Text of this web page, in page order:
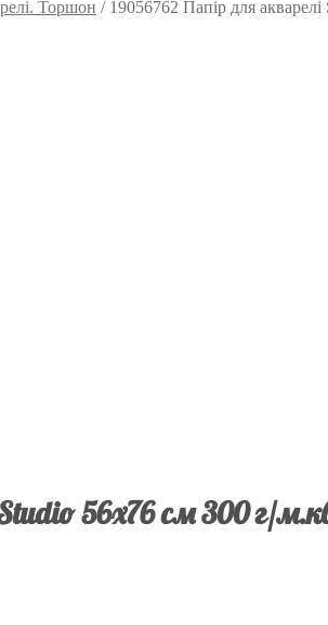
Торшон / 19056762 Папір для
56х76 см 300 г/